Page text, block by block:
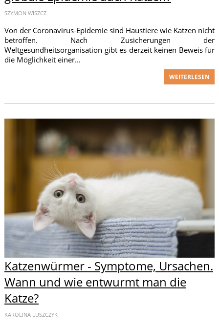
SZYMON WISZCZ
Von der Coronavirus-Epidemie sind Haustiere wie Katzen nicht
betroffen. Nach Zusicherungen der
Weltgesundheitsorganisation gibt es derzeit keinen Beweis für
die Möglichkeit einer...
WEITERLESEN
Katzenwürmer - Symptome, Ursachen.
Wann und wie entwurmt man die
Katze?
KAROLINA LUSZCZYK